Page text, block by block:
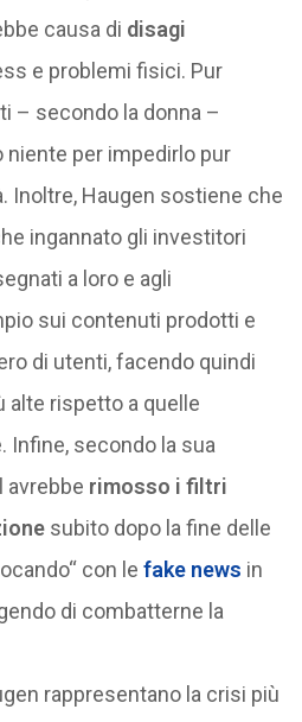
causa di disagi
e problemi fisici. Pur
– secondo la donna –
per impedirlo pur
Inoltre, Haugen sostiene che
ingannato gli investitori
a loro e agli
sui contenuti prodotti e
di utenti, facendo quindi
alte rispetto a quelle
secondo la sua
avrebbe rimosso i filtri
subito dopo la fine delle
con le fake news in
di combatterne la
rappresentano la crisi più